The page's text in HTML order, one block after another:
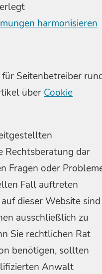
harmonisieren
Seitenbetreiber
über Cookie
Rechtsberatung dar
Fragen oder
Fall auftreten
dieser Website sind
ausschließlich zu
Sie rechtlichen Rat
benötigen, sollten
Anwalt